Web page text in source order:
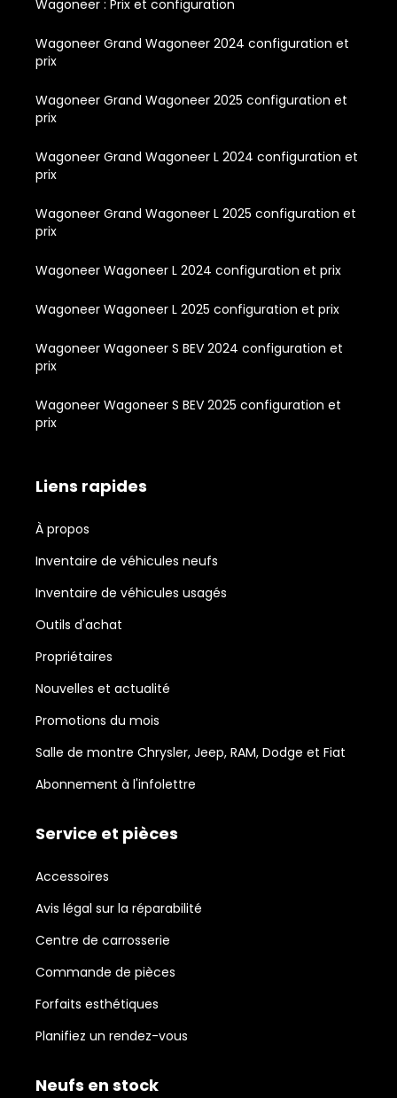
Wagoneer : Prix et configuration
Wagoneer Grand Wagoneer 2024 configuration et
prix
Wagoneer Grand Wagoneer 2025 configuration et
prix
Wagoneer Grand Wagoneer L 2024 configuration et
prix
Wagoneer Grand Wagoneer L 2025 configuration et
prix
Wagoneer Wagoneer L 2024 configuration et prix
Wagoneer Wagoneer L 2025 configuration et prix
Wagoneer Wagoneer S BEV 2024 configuration et
prix
Wagoneer Wagoneer S BEV 2025 configuration et
prix
Liens rapides
À propos
Inventaire de véhicules neufs
Inventaire de véhicules usagés
Outils d'achat
Propriétaires
Nouvelles et actualité
Promotions du mois
Salle de montre Chrysler, Jeep, RAM, Dodge et Fiat
Abonnement à l'infolettre
Service et pièces
Accessoires
Avis légal sur la réparabilité
Centre de carrosserie
Commande de pièces
Forfaits esthétiques
Planifiez un rendez-vous
Neufs en stock